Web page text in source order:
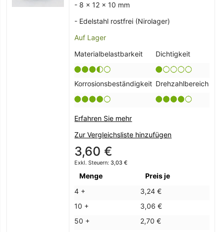
- 8 x 12 x 10 mm
- Edelstahl rostfrei (Nirolager)
Auf Lager
Materialbelastbarkeit
Dichtigkeit
Korrosionsbeständigkeit Drehzahlbereich
Erfahren Sie mehr
Zur Vergleichsliste hinzufügen
3,60 €
3,03 €
Menge
Preis je
4 +
3,24 €
10 +
3,06 €
50 +
2,70 €